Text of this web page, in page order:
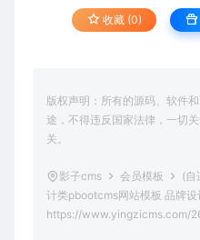
收藏 (0)
版权声明：所有的源码、软件
途，不得违反国家法律，一切
关。
影子cms 会员模板
(自
计类pbootcms网站模板 品牌
https://www.yingzicms.com/